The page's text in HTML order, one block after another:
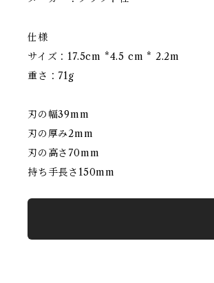
仕様
サイズ：17.5cm *4.5 cm * 2.2m
重さ：71g
刃の幅39mm
刃の厚み2mm
刃の高さ70mm
持ち手長さ150mm